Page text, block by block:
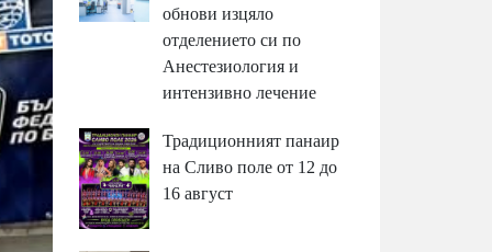
обнови изцяло
отделението си по
Анестезиология и
интензивно лечение
Традиционният панаир
на Сливо поле от 12 до
16 август